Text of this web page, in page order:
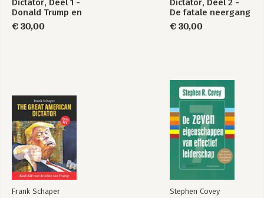
The Great American
Dictator, Deel 1 -
Donald Trump en
Eerste hulp bij
stress en
vermoeidheid
volgerschap?
15.45 uur
16.30 uur
Afsluiting & social networking
Dictator, Deel 1 -
Donald Trump en
zijn 40 rolmodellen
€ 30,00
Dictator, Deel 2 -
De fatale neergang
van Trumps
karakter
€ 30,00
Frank Schaper Stephen Covey